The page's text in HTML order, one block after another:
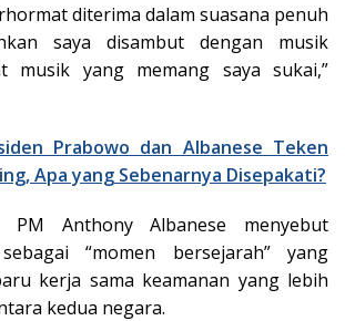
diterima dalam suasana penuh
saya disambut dengan musik
yang memang saya sukai,”
Prabowo dan Albanese Teken
Apa yang Sebenarnya Disepakati?
Anthony Albanese menyebut
“momen bersejarah” yang
kerja sama keamanan yang lebih
kedua negara.